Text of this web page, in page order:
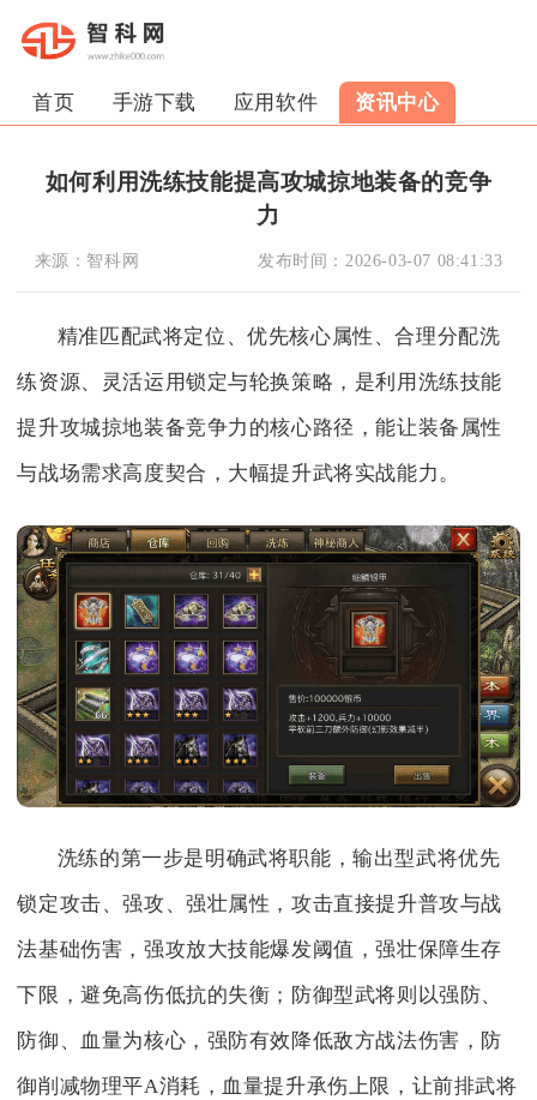
首页 手游下载 应用软件 资讯中心
如何利用洗练技能提高攻城掠地装备的竞争
力
来源： 智科网 发布时间： 2026-03-07 08:41:33
精准匹配武将定位、优先核心属性、合理分配洗
练资源、灵活运用锁定与轮换策略，是利用洗练技能
提升攻城掠地装备竞争力的核心路径，能让装备属性
与战场需求高度契合，大幅提升武将实战能力。
洗练的第一步是明确武将职能，输出型武将优先
锁定攻击、强攻、强壮属性，攻击直接提升普攻与战
法基础伤害，强攻放大技能爆发阈值，强壮保障生存
下限，避免高伤低抗的失衡；防御型武将则以强防、
防御、血量为核心，强防有效降低敌方战法伤害，防
御削减物理平A消耗，血量提升承伤上限，让前排武将